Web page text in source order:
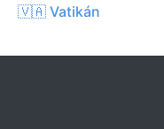
🇻🇦 Vatikán